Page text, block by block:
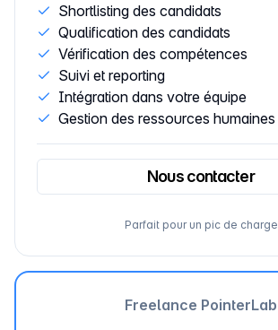
Shortlisting des candidats
Qualification des candidats
Vérification des compétences
Suivi et reporting
Intégration dans votre équipe
Gestion des ressources humaines
Nous contacter
Parfait pour un pic de charge
Freelance PointerLab